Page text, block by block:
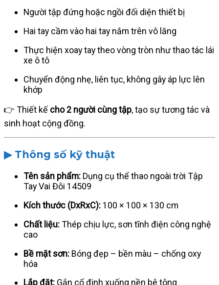
Người tập đứng hoặc ngồi đối diện thiết bị
Hai tay cầm vào hai tay nắm trên vô lăng
Thực hiện xoay tay theo vòng tròn như thao tác lái
xe ô tô
Chuyển động nhẹ, liên tục, không gây áp lực lên
khớp
👉 Thiết kế cho 2 người cùng tập, tạo sự tương tác và
sinh hoạt cộng đồng.
▶ Thông số kỹ thuật
Tên sản phẩm: Dụng cụ thể thao ngoài trời Tập
Tay Vai Đôi 14509
Kích thước (DxRxC): 100 × 100 × 130 cm
Chất liệu: Thép chịu lực, sơn tĩnh điện công nghệ
cao
Bề mặt sơn: Bóng đẹp – bền màu – chống oxy
hóa
Lắp đặt: Gắn cố định xuống nền bê tông